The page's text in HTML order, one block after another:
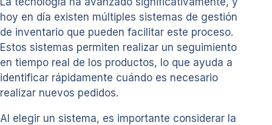
hoy en día existen múltiples sistemas de gestión
de inventario que pueden facilitar este proceso.
Estos sistemas permiten realizar un seguimiento
en tiempo real de los productos, lo que ayuda a
identificar rápidamente cuándo es necesario
realizar nuevos pedidos.
Al elegir un sistema, es importante considerar la